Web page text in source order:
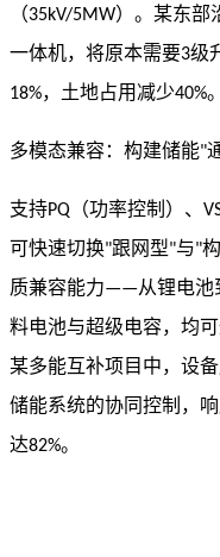
（35kV/5MW）。某东部
一体机，将原本需要3级
18%，土地占用减少40%。
多模态兼容：构建储能"
支持PQ （功率控制）、
可快速切换"跟网型"与"
质兼容能力——从锂电
料电池与超级电容，均
某多能互补项目中，设
储能系统的协同控制，
达82%。